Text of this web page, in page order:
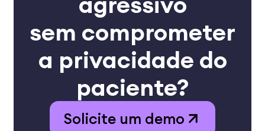
sem comprometer
a privacidade do
paciente?
Solicite um demo